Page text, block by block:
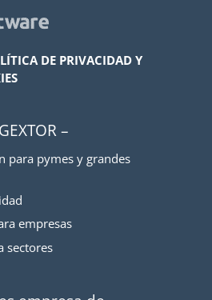
DE PRIVACIDAD Y
–
para pymes y grandes
empresas
sectores